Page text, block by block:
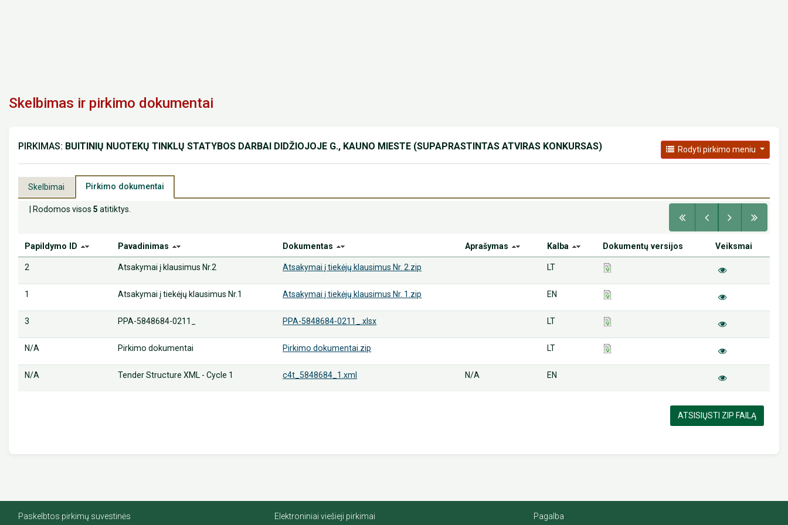
Skelbimas ir pirkimo dokumentai
PIRKIMAS: BUITINIŲ NUOTEKŲ TINKLŲ STATYBOS DARBAI DIDŽIOJOJE G., KAUNO MIESTE (SUPAPRASTINTAS ATVIRAS KONKURSAS) Rodyti pirkimo meniu
Skelbimai Pirkimo dokumentai
| Rodomos visos 5 atitiktys.
Papildymo ID Pavadinimas Dokumentas Aprašymas Kalba Dokumentų versijos Veiksmai
2 Atsakymai į klausimus Nr.2 Atsakymai į tiekėjų klausimus Nr. 2.zip LT
1 Atsakymai į tiekėjų klausimus Nr.1 Atsakymai į tiekėjų klausimus Nr. 1.zip EN
3 PPA-5848684-0211_ PPA-5848684-0211_.xlsx LT
N/A Pirkimo dokumentai Pirkimo dokumentai.zip LT
N/A Tender Structure XML - Cycle 1 c4t_5848684_1.xml N/A EN
ATSISIŲSTI ZIP FAILĄ
Paskelbtos pirkimų suvestinės Elektroniniai viešieji pirkimai Pagalba